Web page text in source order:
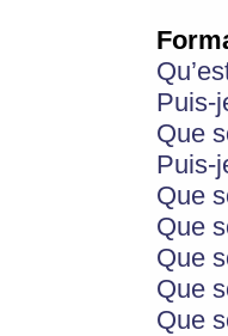
Puis-
Que
Puis-
Que
Que
Que
Que
Que